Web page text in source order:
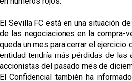
Flores
El Sevilla FC está en una situación
de las negociaciones en la compra-
queda un mes para cerrar el ejercicio
entidad tendría más pérdidas de las
accionistas del pasado mes de
El Confidencial también ha